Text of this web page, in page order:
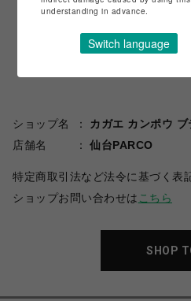
ショップ名
カガエ カンポウ ブ
店舗名
仙台PARCO
特定商取引法など法令に基づく表
ショップお問い合わせは こちら
SHOP
understanding in advance.
Switch language